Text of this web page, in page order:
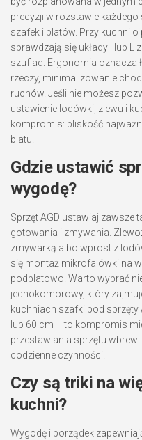
precyzji w rozstawie
szafek i blatów. Przy kuchni
sprawdzają się układy I lub
szuflad. Ergonomia oznacza
rzeczy, minimalizowanie
ruchów. Jeśli nie możesz
ustawienie lodówki, zlewu i
kompromis: bliskość
blatu.
Gdzie ustawić
wygodę?
Sprzęt AGD ustawiaj zawsze
gotowania i zmywania.
zmywarką albo wprost z
się montaż mikrofalówki na
podblatowo. Warto wybrać
jednokomorowy, który
kuchniach szafki pod sprzęty
lub 60 cm – to kompromis
przestawiania sprzętu wbrew
codzienne czynności.
Czy są triki na
kuchni?
Wygodę i porządek